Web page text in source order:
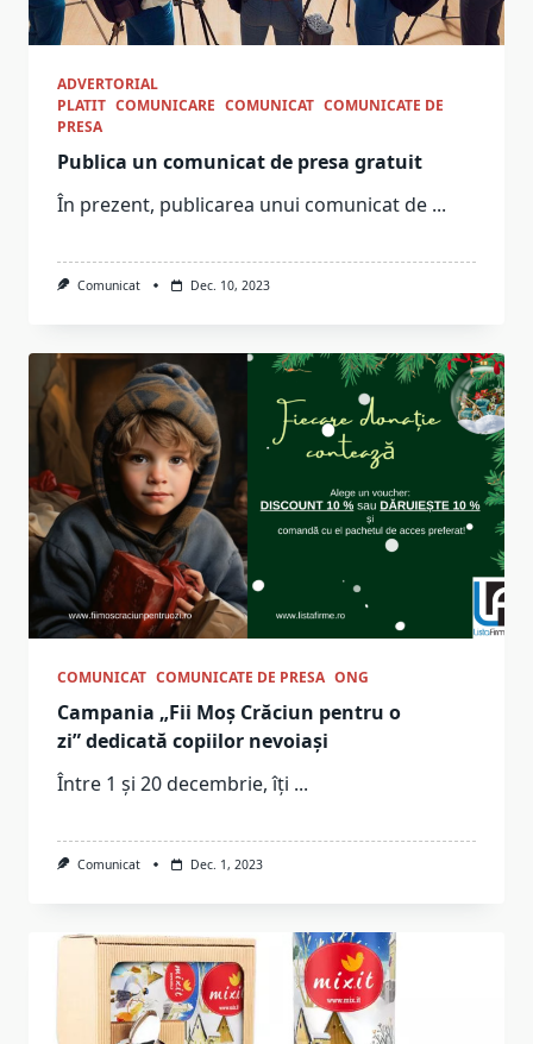
ADVERTORIAL
PLATIT COMUNICARE COMUNICAT COMUNICATE DE
PRESA
Publica un comunicat de presa gratuit
În prezent, publicarea unui comunicat de ...
Comunicat Dec. 10, 2023
COMUNICAT COMUNICATE DE PRESA ONG
Campania „Fii Moș Crăciun pentru o
zi” dedicată copiilor nevoiași
Între 1 și 20 decembrie, îți ...
Comunicat Dec. 1, 2023